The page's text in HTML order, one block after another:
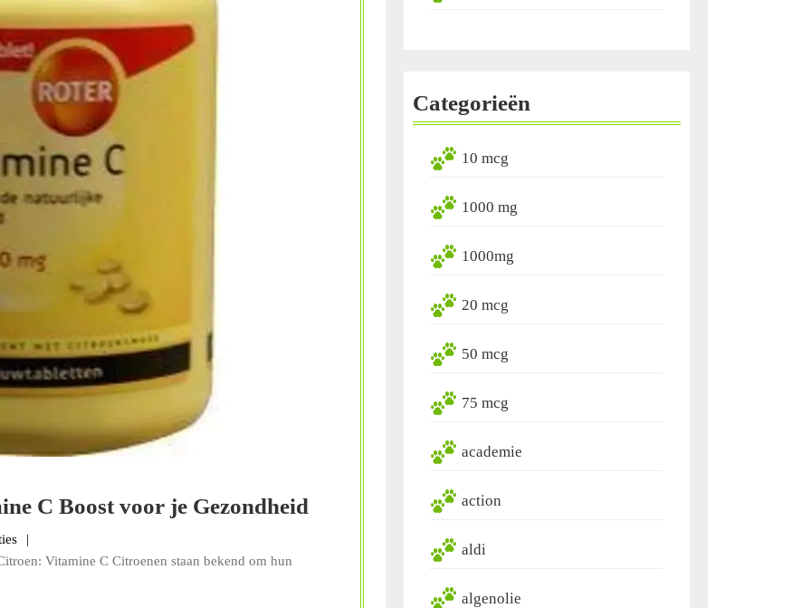
C Boost voor je Gezondheid
Vitamine C Citroenen staan bekend om hun
Categorieën
10 mcg
1000 mg
1000mg
20 mcg
50 mcg
75 mcg
academie
action
aldi
algenolie